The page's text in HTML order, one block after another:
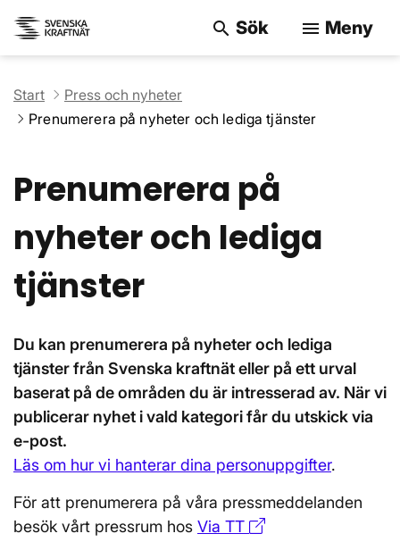
search Sök menu Meny
Start
Press och nyheter
Prenumerera på nyheter och lediga tjänster
Prenumerera på
nyheter och lediga
tjänster
Du kan prenumerera på nyheter och lediga
tjänster från Svenska kraftnät eller på ett urval
baserat på de områden du är intresserad av. När vi
publicerar nyhet i vald kategori får du utskick via
e-post.
Läs om hur vi hanterar dina personuppgifter.
För att prenumerera på våra pressmeddelanden
besök vårt pressrum hos Via TT